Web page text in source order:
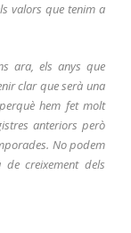
valors que tenim a
ara, els anys que
clar que serà una
hem fet molt
anteriors però
No podem
creixement dels